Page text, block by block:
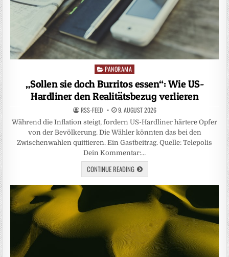
Posted
in
PANORAMA
„Sollen sie doch Burritos essen“: Wie US-
Hardliner den Realitätsbezug verlieren
RSS-FEED 9. AUGUST 2026
Während die Inflation steigt, fordern US-Hardliner härtere Opfer
von der Bevölkerung. Die Wähler könnten das bei den
Zwischenwahlen quittieren. Ein Gastbeitrag. Quelle: Telepolis
Dein Kommentar:…
CONTINUE READING